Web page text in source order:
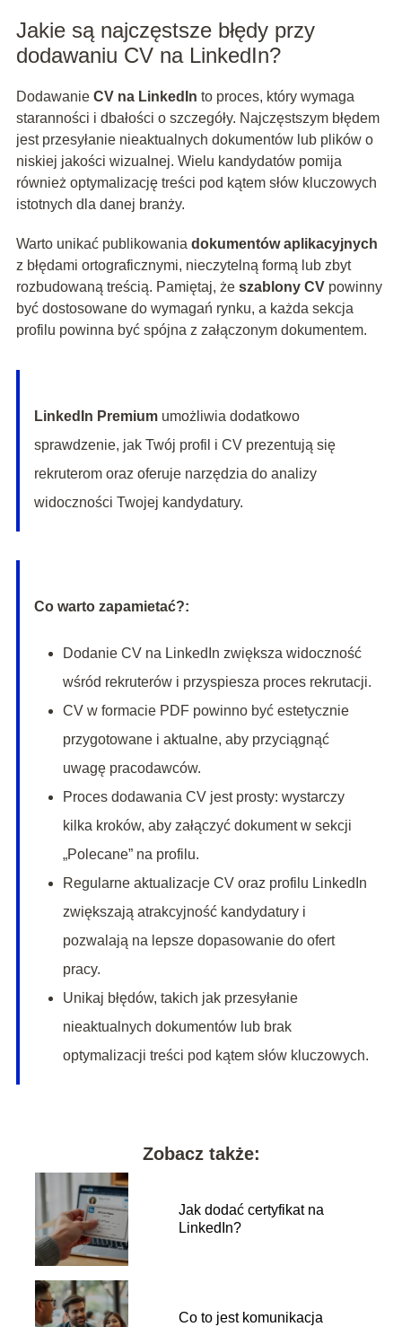
Jakie są najczęstsze błędy przy
dodawaniu CV na LinkedIn?
Dodawanie CV na LinkedIn to proces, który wymaga
staranności i dbałości o szczegóły. Najczęstszym błędem
jest przesyłanie nieaktualnych dokumentów lub plików o
niskiej jakości wizualnej. Wielu kandydatów pomija
również optymalizację treści pod kątem słów kluczowych
istotnych dla danej branży.
Warto unikać publikowania dokumentów aplikacyjnych
z błędami ortograficznymi, nieczytelną formą lub zbyt
rozbudowaną treścią. Pamiętaj, że szablony CVpowinny
być dostosowane do wymagań rynku, a każda sekcja
profilu powinna być spójna z załączonym dokumentem.
LinkedIn Premiumumożliwia dodatkowo
sprawdzenie, jak Twój profil i CV prezentują się
rekruterom oraz oferuje narzędzia do analizy
widoczności Twojej kandydatury.
Co warto zapamietać?:
Dodanie CV na LinkedIn zwiększa widoczność
wśród rekruterów i przyspiesza proces rekrutacji.
CV w formacie PDF powinno być estetycznie
przygotowane i aktualne, aby przyciągnąć
uwagę pracodawców.
Proces dodawania CV jest prosty: wystarczy
kilka kroków, aby załączyć dokument w sekcji
„Polecane” na profilu.
Regularne aktualizacje CV oraz profilu LinkedIn
zwiększają atrakcyjność kandydatury i
pozwalają na lepsze dopasowanie do ofert
pracy.
Unikaj błędów, takich jak przesyłanie
nieaktualnych dokumentów lub brak
optymalizacji treści pod kątem słów kluczowych.
Zobacz także:
Jak dodać certyfikat na
LinkedIn?
Co to jest komunikacja